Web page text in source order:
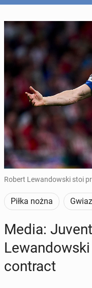
Robert Lewandowski stoi
Piłka nożna
Media:
con­tract